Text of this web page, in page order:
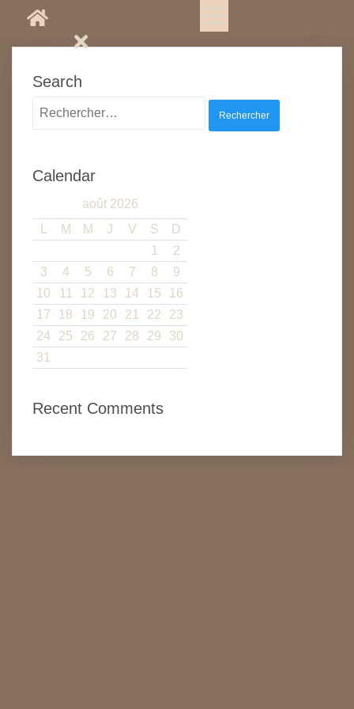
Search
Calendar
août 2026
M M J V S
D
1
2
3
4 5 6 7 8
9
10
11 12 13 14 15
16
17
18 19 20 21 22
23
24
25 26 27 28 29
30
31
Recent Comments